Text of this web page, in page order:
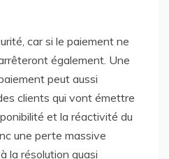
car si le paiement ne
également. Une
peut aussi
clients qui vont émettre
et la réactivité du
une perte massive
la résolution quasi